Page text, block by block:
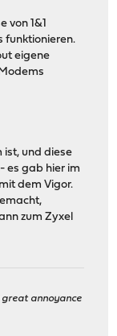
von 1&1
funktionieren.
eigene
ist, und diese
es gab hier im
dem Vigor.
zum Zyxel
great annoyance